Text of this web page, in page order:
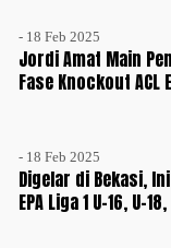
- 18 Feb 2025
Jordi Amat Main
Fase Knockout
- 18 Feb 2025
Digelar di Bekasi,
EPA Liga 1 U-16, U-